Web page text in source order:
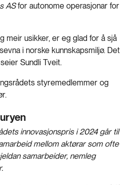
ASfor autonome operasjonar for
meir usikker, er eg glad for å sjå
i norske kunnskapsmiljø. Det
Sundli Tveit.
styremedlemmer og
innovasjonspris i 2024 går til
mellom aktørar som ofte
samarbeider, nemleg